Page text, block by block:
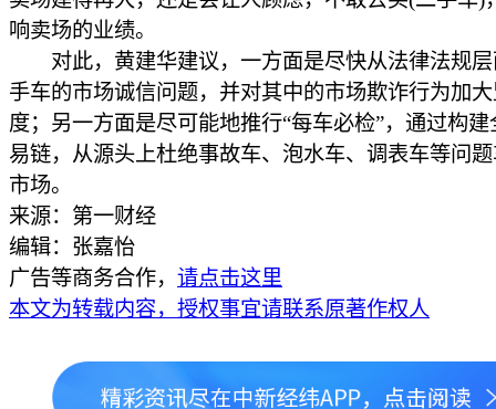
响卖场的业绩。
对此，黄建华建议，一方面是尽快从法律法规层
手车的市场诚信问题，并对其中的市场欺诈行为加
度；另一方面是尽可能地推行“每车必检”，通过构建
易链，从源头上杜绝事故车、泡水车、调表车等问
市场。
来源：第一财经
编辑：张嘉怡
广告等商务合作， 请点击这里
本文为转载内容，授权事宜请联系原著作权人